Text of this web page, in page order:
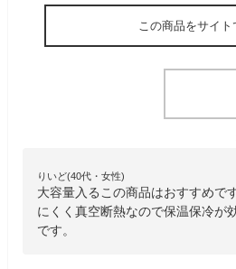
この商品をサイト
りいど(40代・女性)
大容量入るこの商品はおすすめで
にくく真空断熱なので保温保冷が
です。